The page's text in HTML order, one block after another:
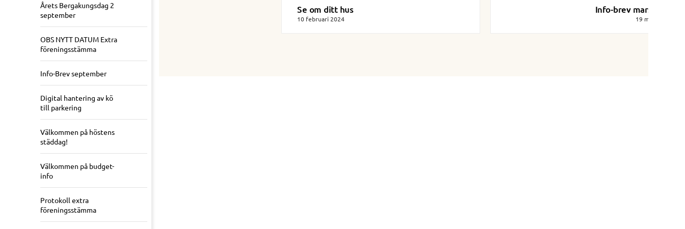
Årets Bergakungsdag 2
september
OBS NYTT DATUM Extra
föreningsstämma
Info-Brev september
Digital hantering av kö
till parkering
Välkommen på höstens
städdag!
Välkommen på budget-
info
Protokoll extra
föreningsstämma
Se om ditt hus
10 februari 2024
Info-brev mars 2024
19 mars 2024